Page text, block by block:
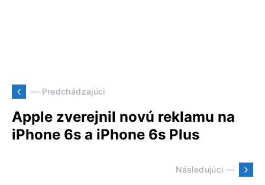
— Predchádzajúci
Apple zverejnil novú reklamu na
iPhone 6s a iPhone 6s Plus
Následujúci —